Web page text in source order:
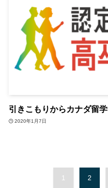
引きこもりからカナダ留学
2020年1月7日
1 2